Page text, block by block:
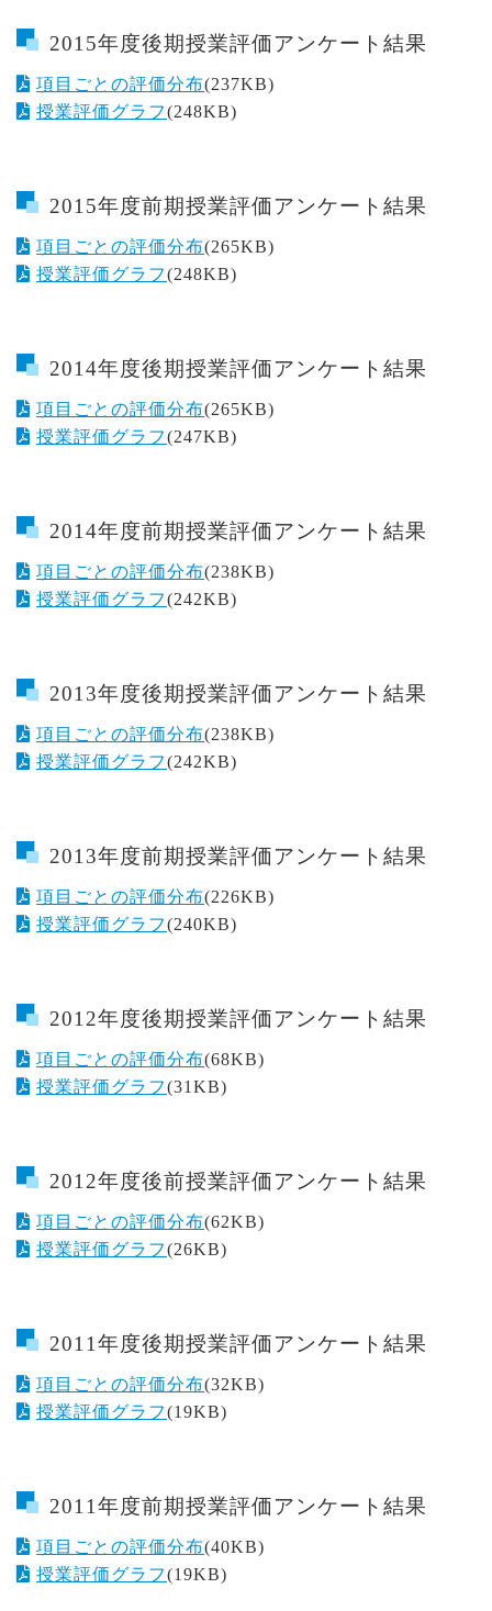
2015年度後期授業評価アンケート結果
項目ごとの評価分布(237KB)
授業評価グラフ(248KB)
2015年度前期授業評価アンケート結果
項目ごとの評価分布(265KB)
授業評価グラフ(248KB)
2014年度後期授業評価アンケート結果
項目ごとの評価分布(265KB)
授業評価グラフ(247KB)
2014年度前期授業評価アンケート結果
項目ごとの評価分布(238KB)
授業評価グラフ(242KB)
2013年度後期授業評価アンケート結果
項目ごとの評価分布(238KB)
授業評価グラフ(242KB)
2013年度前期授業評価アンケート結果
項目ごとの評価分布(226KB)
授業評価グラフ(240KB)
2012年度後期授業評価アンケート結果
項目ごとの評価分布(68KB)
授業評価グラフ(31KB)
2012年度後前授業評価アンケート結果
項目ごとの評価分布(62KB)
授業評価グラフ(26KB)
2011年度後期授業評価アンケート結果
項目ごとの評価分布(32KB)
授業評価グラフ(19KB)
2011年度前期授業評価アンケート結果
項目ごとの評価分布(40KB)
授業評価グラフ(19KB)